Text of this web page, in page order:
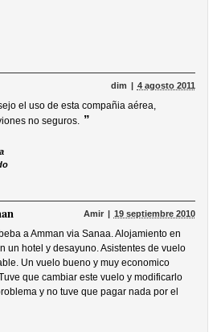
dim 4 agosto 2011
el uso de esta compañia aérea,
no seguros. ”
Amir 19 septiembre 2010
a Amman via Sanaa. Alojamiento en
un hotel y desayuno. Asistentes de vuelo
Un vuelo bueno y muy economico
que cambiar este vuelo y modificarlo
y no tuve que pagar nada por el